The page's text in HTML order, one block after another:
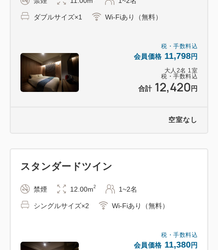
皆様のご理解とご協力をお願いいたします。
5室以上のグループ、10名以上のグループ、または当
ホテルが団体とみなした場合はご予約者様にお問い合
わせすることがございます。
ラン既定のキャンセルポリシーは適用いたしません。
税・手数料込
会員価格 11,798円
大人 2名 1 室
税・手数料込
合計 12,420 円
ダブルサイズ×1 Wi-Fiあり（無料）
空室なし
税・手数料込
会員価格 11,380円
スタンダードツイン
禁煙 12.00m2 1~2名
シングルサイズ×2 Wi-Fiあり（無料）